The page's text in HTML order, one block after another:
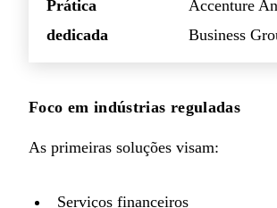
Prática
dedicada
Accenture
Business
Foco em indústrias reguladas
As primeiras soluções visam:
Serviços financeiros